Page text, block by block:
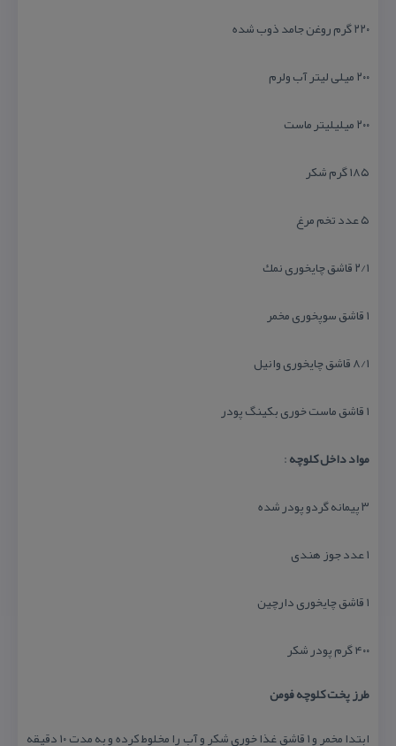
۲۲۰ گرم روغن جامد ذوب شده
۲۰۰ میلی لیتر آب ولرم
۲۰۰ میلیلیتر ماست
۱۸۵ گرم شكر
۵ عدد تخم مرغ
۲/۱ قاشق چایخوری نمك
۱ قاشق سوپخوری مخمر
۸/۱ قاشق چایخوری وانیل
۱ قاشق ماست خوری بكینگ پودر
مواد داخل كلوچه:
۳ پیمانه گردو پودر شده
۱ عدد جوز هندی
۱ قاشق چایخوری دارچین
۴۰۰ گرم پودر شكر
طرز پخت كلوچه فومن
ابتدا مخمر و ۱ قاشق غذا خوری شكر و آب را مخلوط كرده و به مدت ۱۰ دقیقه